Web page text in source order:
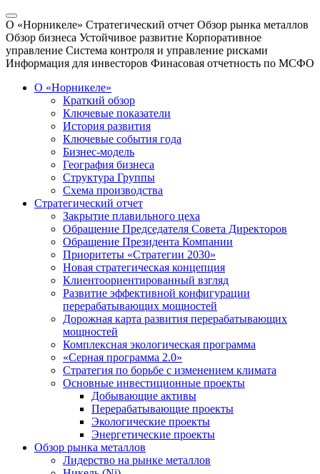
О «Норникеле» Стратегический отчет Обзор рынка металлов
Обзор бизнеса Устойчивое развитие Корпоративное
управление Система контроля и управление рисками
Информация для инвесторов Финасовая отчетность по МСФО
О «Норникеле»
Краткий обзор
Ключевые показатели
История развития
Ключевые события года
Бизнес-модель
География бизнеса
Структура Группы
Схема производства
Стратегический отчет
Закрытие плавильного цеха
Обращение Председателя Совета Директоров
Обращение Президента Компании
Приоритеты «Стратегии 2030»
Новая стратегическая концепция
Клиентоориентированный взгляд
Развитие эффективной конфигурации
перерабатывающих мощностей
Дорожная карта развития перерабатывающих
мощностей
Комплексная экологическая программа
«Серная программа 2.0»
Стратегия по борьбе с изменением климата
Основные инвестиционные проекты
Добывающие активы
Перерабатывающие проекты
Экологические проекты
Энергетические проекты
Обзор рынка металлов
Лидерство на рынке металлов